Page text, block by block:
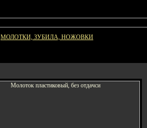
МОЛОТКИ, ЗУБИЛА, НОЖОВКИ